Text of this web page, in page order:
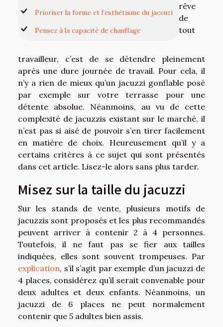
Prioriser la forme et l’esthétisme du jaccuzi
Pensez à la capacité de chauffage
rêve
de
tout
travailleur, c’est de se détendre pleinement
après une dure journée de travail. Pour cela, il
n’y a rien de mieux qu’un jacuzzi gonflable posé
par exemple sur votre terrasse pour une
détente absolue. Néanmoins, au vu de cette
complexité de jacuzzis existant sur le marché, il
n’est pas si aisé de pouvoir s’en tirer facilement
en matière de choix. Heureusement qu’il y a
certains critères à ce sujet qui sont présentés
dans cet article. Lisez-le alors sans plus tarder.
Misez sur la taille du jacuzzi
Sur les stands de vente, plusieurs motifs de
jacuzzis sont proposés et les plus recommandés
peuvent arriver à contenir 2 à 4 personnes.
Toutefois, il ne faut pas se fier aux tailles
indiquées, elles sont souvent trompeuses. Par
explication, s’il s’agit par exemple d’un jacuzzi de
4 places, considérez qu’il serait convenable pour
deux adultes et deux enfants. Néanmoins, un
jacuzzi de 6 places ne peut normalement
contenir que 5 adultes bien assis.